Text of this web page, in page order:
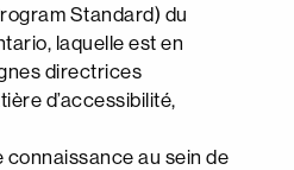
Standard) du
laquelle est en
directrices
d’accessibilité,
au sein de